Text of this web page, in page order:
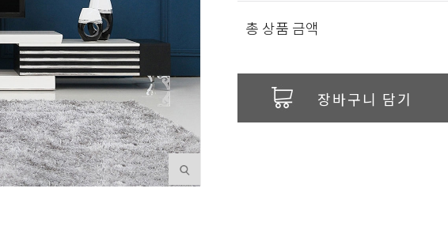
총 상품 금액
장바구니 담기